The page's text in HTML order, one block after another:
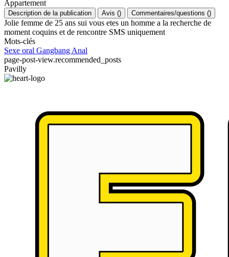
Appartement
Description de la publication Avis () Commentaires/questions ()
Jolie femme de 25 ans sui vous etes un homme a la recherche de
moment coquins et de rencontre SMS uniquement
Mots-clés
Sexe oral Gangbang Anal
page-post-view.recommended_posts
Pavilly